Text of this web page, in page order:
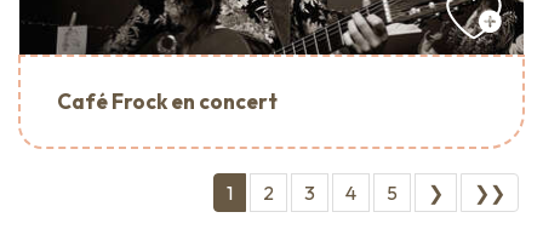
Café Frock en concert
1 2 3 4 5 ❯ ❯❯